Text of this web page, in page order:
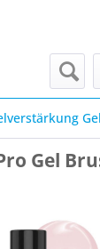
Gel
Gel